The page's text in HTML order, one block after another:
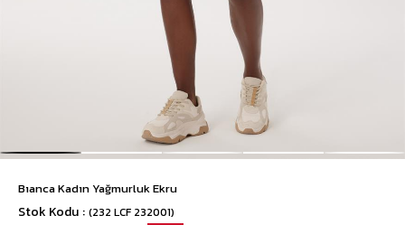
Bıanca Kadın Yağmurluk Ekru
Stok Kodu (232 LCF 232001)